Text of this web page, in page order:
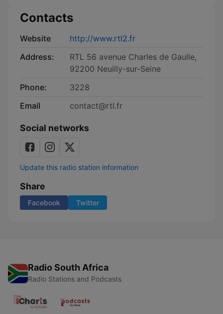
Contacts
Website
http://www.rtl2.fr
Address:
RTL 56 avenue Charles de Gaulle,
92200 Neuilly-sur-Seine
Phone:
3228
Email
contact@rtl.fr
Social networks
Update this radio station information
Share
Facebook Twitter
Radio South Africa
Radio Stations and Podcasts